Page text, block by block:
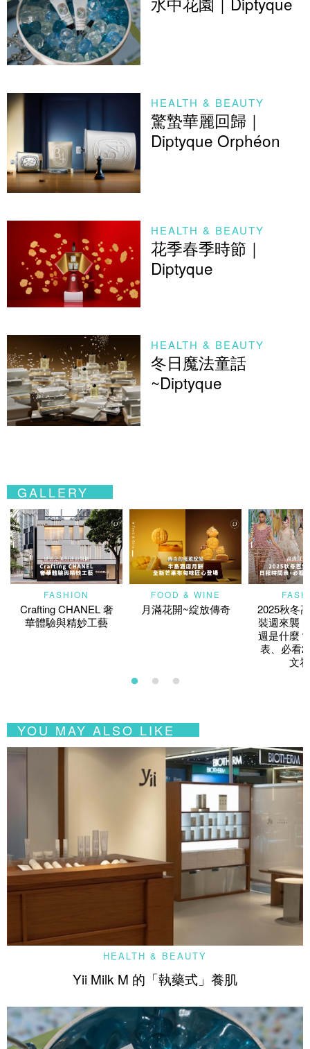
HEALTH & BEAUTY
驚蟄華麗回歸｜
Diptyque Orphéon
HEALTH & BEAUTY
花季春季時節｜
Diptyque
HEALTH & BEAUTY
冬日魔法童話
~Diptyque
GALLERY
FASHION
Crafting CHANEL 奢
華體驗與精妙工藝
FOOD & WINE
月滿花開~綻放傳奇
2025秋冬
裝週來襲
週是什麼
表、必看
文
YOU MAY ALSO LIKE
HEALTH & BEAUTY
Yii Milk M 的「執藥式」養肌